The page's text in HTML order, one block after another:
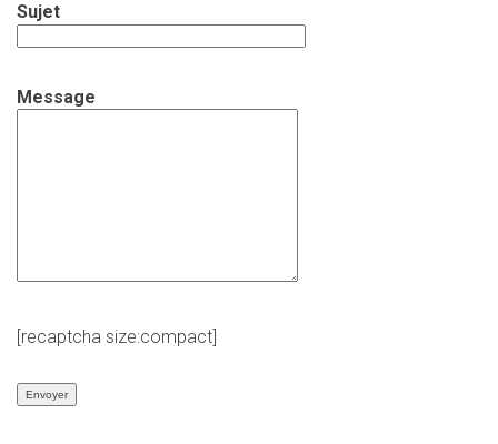
Sujet
Message
[recaptcha size:compact]